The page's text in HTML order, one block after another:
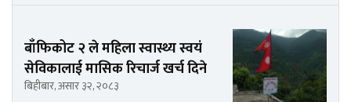
बाँफिकोट २ ले महिला स्वास्थ्य स्वयं
सेविकालाई मासिक रिचार्ज खर्च दिने
बिहीबार, असार ३२, २०८३